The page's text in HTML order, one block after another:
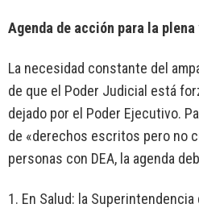
Agenda de acción para la
La necesidad constante del
de que el Poder Judicial está
dejado por el Poder Ejecutivo.
de «derechos escritos pero no
personas con DEA, la agenda
1. En Salud: la